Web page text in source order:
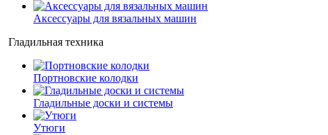
Аксессуары для вязальных машин
Гладильная техника
Портновские колодки
Гладильные доски и системы
Утюги